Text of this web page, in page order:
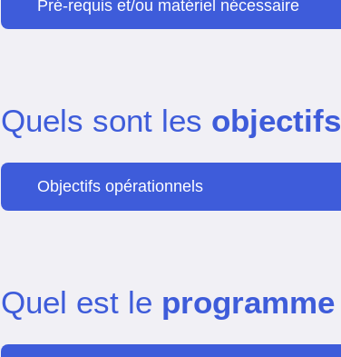
Pré-requis et/ou matériel nécessaire
Quels sont les objectifs
Objectifs opérationnels
Quel est le programme